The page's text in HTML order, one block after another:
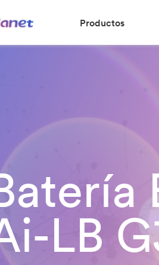
Productos
LB